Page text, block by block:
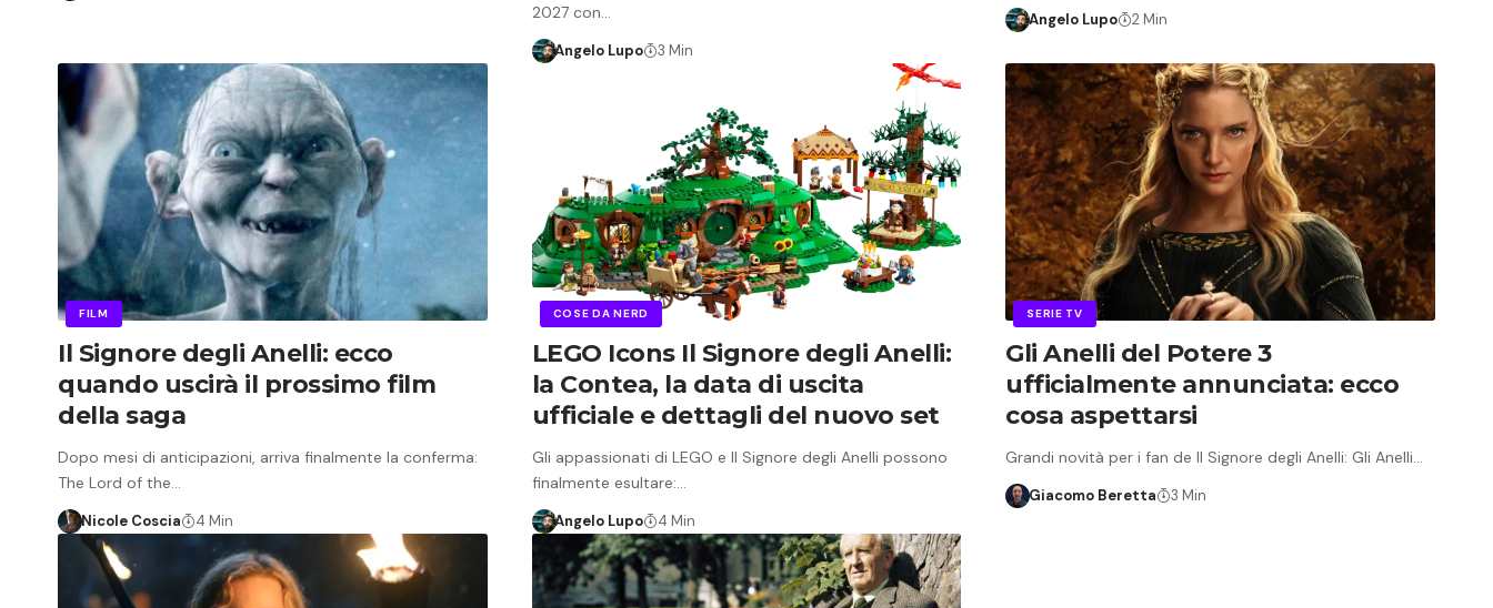
2027 con…
Angelo Lupo 3 Min
Angelo Lupo 2 Min
FILM
Il Signore degli Anelli: ecco
quando uscirà il prossimo film
della saga
Dopo mesi di anticipazioni, arriva finalmente la conferma:
The Lord of the…
Nicole Coscia 4 Min
COSE DA NERD
LEGO Icons Il Signore degli Anelli:
la Contea, la data di uscita
ufficiale e dettagli del nuovo set
Gli appassionati di LEGO e Il Signore degli Anelli possono
finalmente esultare:…
Angelo Lupo 4 Min
SERIE TV
Gli Anelli del Potere 3
ufficialmente annunciata: ecco
cosa aspettarsi
Grandi novità per i fan de Il Signore degli Anelli: Gli Anelli…
Giacomo Beretta 3 Min